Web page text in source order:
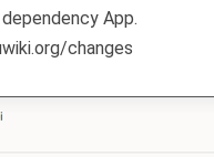
App.
changes